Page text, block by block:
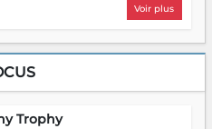
Voir plus
Trophy